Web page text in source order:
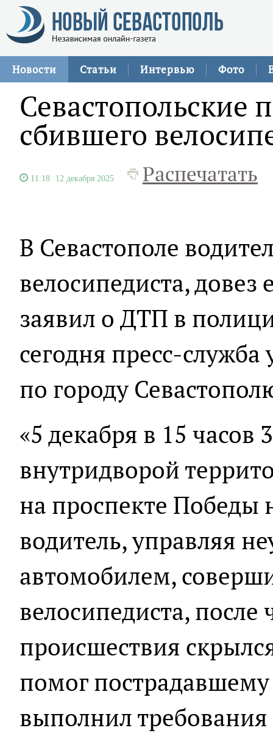
Новости Статьи Интервью Фото
Севастопольские
сбившего
11:18 12 декабря 2025 Распечатать
В Севастополе
велосипедиста, довез
заявил о ДТП в
сегодня пресс-
по городу
«5 декабря в 15 часов
внутридворой
на проспекте Победы
водитель, управляя
автомобилем,
велосипедиста, после
происшествия
помог
выполнил